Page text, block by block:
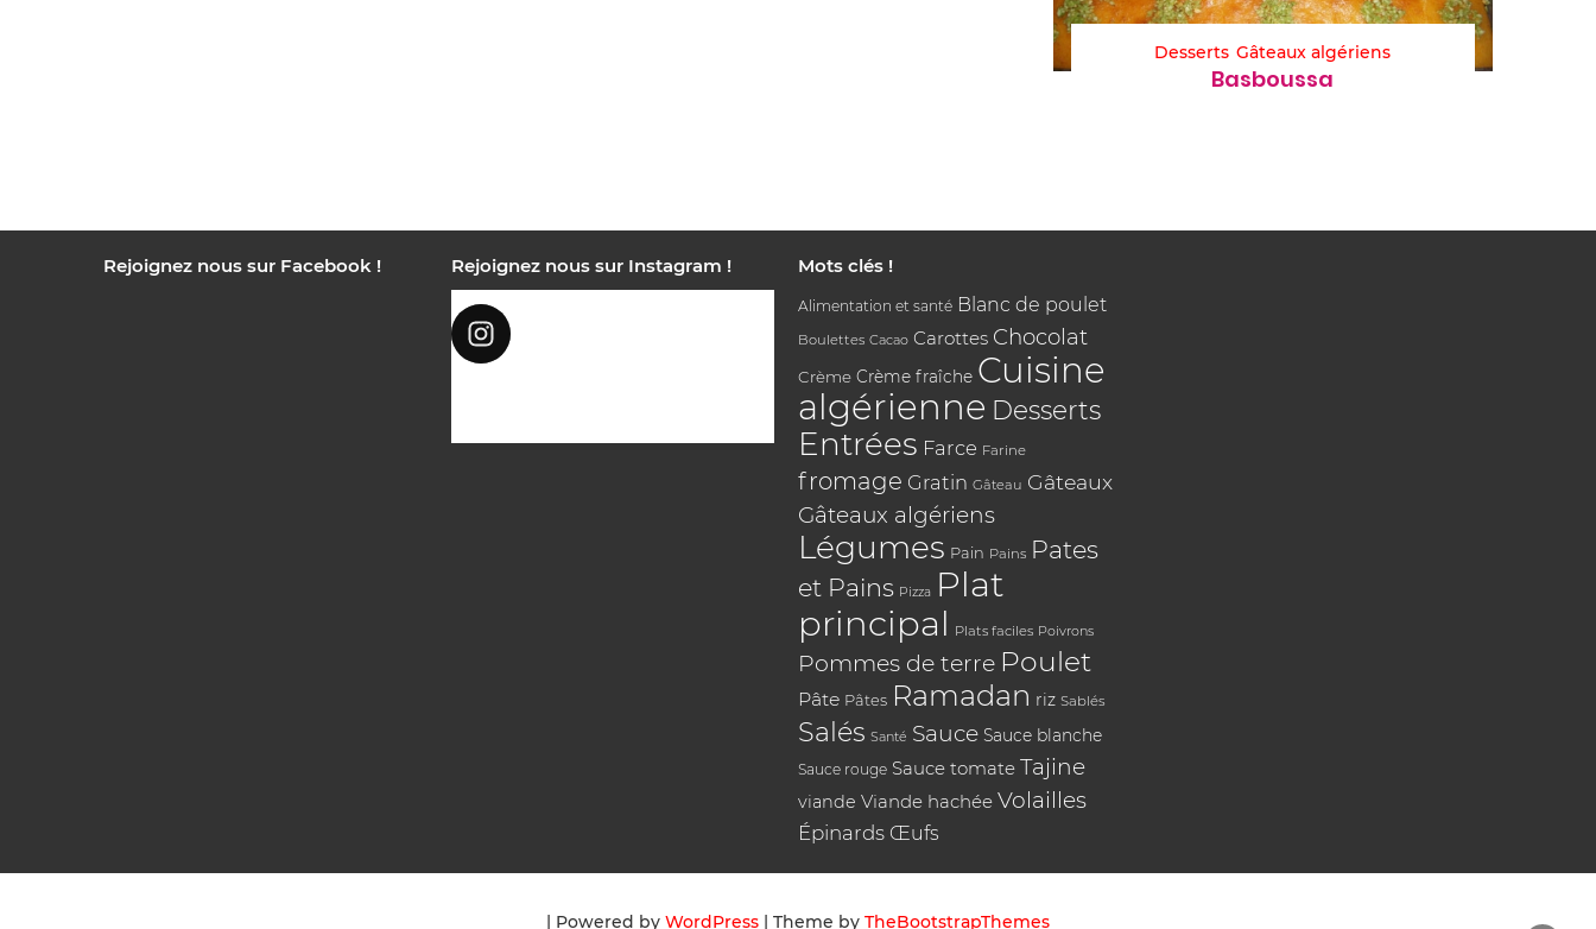
Desserts Gâteaux algériens
Basboussa
Rejoignez nous sur Facebook ! Rejoignez nous sur Instagram ! Mots clés !
Alimentation et santé Blanc de poulet
Boulettes Cacao Carottes Chocolat
Crème Crème fraîche Cuisine
algérienne Desserts
Entrées Farce Farine
fromage Gratin Gâteau Gâteaux
Gâteaux algériens
Légumes Pain Pains Pates
et Pains Pizza Plat
principal Plats faciles Poivrons
Pommes de terre Poulet
Pâte Pâtes Ramadan riz Sablés
Salés Santé Sauce Sauce blanche
Sauce rouge Sauce tomate Tajine
viande Viande hachée Volailles
Épinards Œufs
| Powered by WordPress | Theme by TheBootstrapThemes